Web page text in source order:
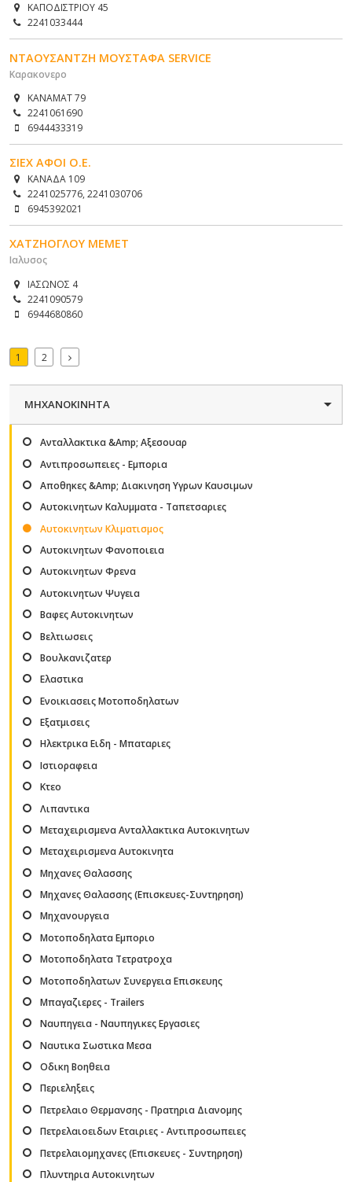
ΚΑΠΟΔΙΣΤΡΙΟΥ 45
2241033444
ΝΤΑΟΥΣΑΝΤΖΗ ΜΟΥΣΤΑΦΑ SERVICE
Καρακονερο
ΚΑΝΑΜΑΤ 79
2241061690
6944433319
ΣΙΕΧ ΑΦΟΙ Ο.Ε.
ΚΑΝΑΔΑ 109
2241025776, 2241030706
6945392021
ΧΑΤΖΗΟΓΛΟΥ ΜΕΜΕΤ
Ιαλυσος
ΙΑΣΩΝΟΣ 4
2241090579
6944680860
1 2
ΜΗΧΑΝΟΚΙΝΗΤΑ
Ανταλλακτικα &Amp; Αξεσουαρ
Αντιπροσωπειες - Εμπορια
Αποθηκες &Amp; Διακινηση Υγρων Καυσιμων
Αυτοκινητων Καλυμματα - Ταπετσαριες
Αυτοκινητων Κλιματισμος
Αυτοκινητων Φανοποιεια
Αυτοκινητων Φρενα
Αυτοκινητων Ψυγεια
Βαφες Αυτοκινητων
Βελτιωσεις
Βουλκανιζατερ
Ελαστικα
Ενοικιασεις Μοτοποδηλατων
Εξατμισεις
Ηλεκτρικα Ειδη - Μπαταριες
Ιστιοραφεια
Κτεο
Λιπαντικα
Μεταχειρισμενα Ανταλλακτικα Αυτοκινητων
Μεταχειρισμενα Αυτοκινητα
Μηχανες Θαλασσης
Μηχανες Θαλασσης (Επισκευες-Συντηρηση)
Μηχανουργεια
Μοτοποδηλατα Εμποριο
Μοτοποδηλατα Τετρατροχα
Μοτοποδηλατων Συνεργεια Επισκευης
Μπαγαζιερες - Trailers
Ναυπηγεια - Ναυπηγικες Εργασιες
Ναυτικα Σωστικα Μεσα
Οδικη Βοηθεια
Περιεληξεις
Πετρελαιο Θερμανσης - Πρατηρια Διανομης
Πετρελαιοειδων Εταιριες - Αντιπροσωπειες
Πετρελαιομηχανες (Επισκευες - Συντηρηση)
Πλυντηρια Αυτοκινητων